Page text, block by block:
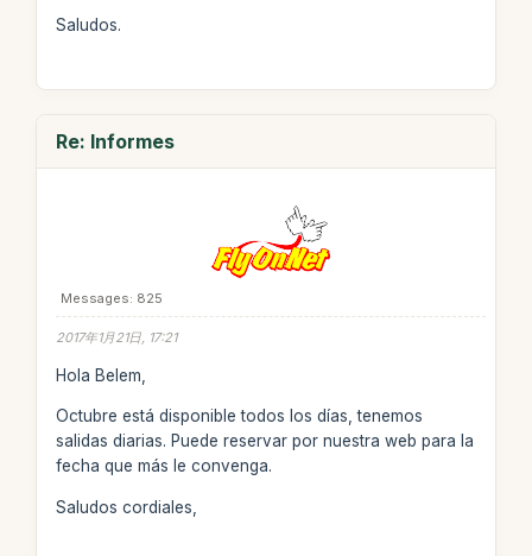
Saludos.
Re: Informes
Messages: 825
2017年1月21日, 17:21
Hola Belem,
Octubre está disponible todos los días, tenemos
salidas diarias. Puede reservar por nuestra web para la
fecha que más le convenga.
Saludos cordiales,